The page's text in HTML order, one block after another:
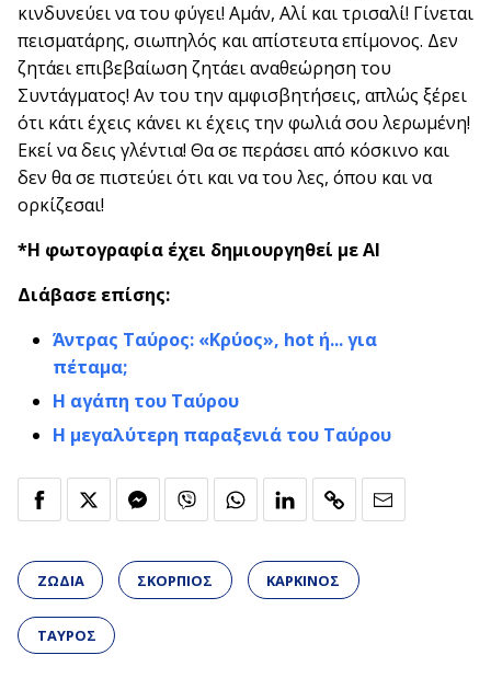
κινδυνεύει να του φύγει! Αμάν, Αλί και τρισαλί! Γίνεται
πεισματάρης, σιωπηλός και απίστευτα επίμονος. Δεν
ζητάει επιβεβαίωση ζητάει αναθεώρηση του
Συντάγματος! Αν του την αμφισβητήσεις, απλώς ξέρει
ότι κάτι έχεις κάνει κι έχεις την φωλιά σου λερωμένη!
Εκεί να δεις γλέντια! Θα σε περάσει από κόσκινο και
δεν θα σε πιστεύει ότι και να του λες, όπου και να
ορκίζεσαι!
*Η φωτογραφία έχει δημιουργηθεί με AI
Διάβασε επίσης:
Άντρας Ταύρος: «Κρύος», hot ή... για
πέταμα;
Η αγάπη του Ταύρου
Η μεγαλύτερη παραξενιά του Ταύρου
ΖΩΔΙΑ ΣΚΟΡΠΙΟΣ ΚΑΡΚΙΝΟΣ
ΤΑΥΡΟΣ